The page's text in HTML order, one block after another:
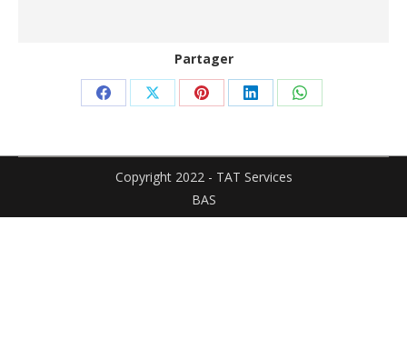
Partager
Partager
Facebook
Partager
X
Partager
Pinterest
Partager
LinkedIn
Partager
WhatsApp
Copyright 2022 - TAT Services
BAS